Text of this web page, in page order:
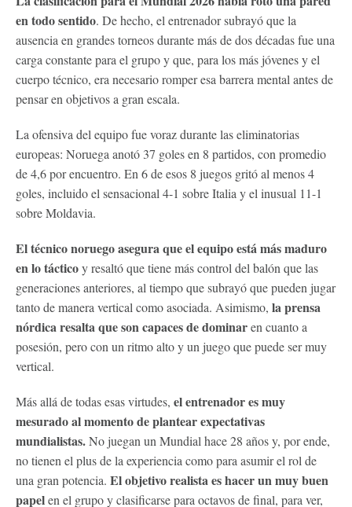
en todo sentido. De hecho, el entrenador subrayó que la
ausencia en grandes torneos durante más de dos décadas fue una
carga constante para el grupo y que, para los más jóvenes y el
cuerpo técnico, era necesario romper esa barrera mental antes de
pensar en objetivos a gran escala.
La ofensiva del equipo fue voraz durante las eliminatorias
europeas: Noruega anotó 37 goles en 8 partidos, con promedio
de 4,6 por encuentro. En 6 de esos 8 juegos gritó al menos 4
goles, incluido el sensacional 4-1 sobre Italia y el inusual 11-1
sobre Moldavia.
El técnico noruego asegura que el equipo está más maduro
en lo tácticoy resaltó que tiene más control del balón que las
generaciones anteriores, al tiempo que subrayó que pueden jugar
tanto de manera vertical como asociada. Asimismo, la prensa
nórdica resalta que son capaces de dominaren cuanto a
posesión, pero con un ritmo alto y un juego que puede ser muy
vertical.
Más allá de todas esas virtudes, el entrenador es muy
mesurado al momento de plantear expectativas
mundialistas.No juegan un Mundial hace 28 años y, por ende,
no tienen el plus de la experiencia como para asumir el rol de
una gran potencia. El objetivo realista es hacer un muy buen
papelen el grupo y clasificarse para octavos de final, para ver,